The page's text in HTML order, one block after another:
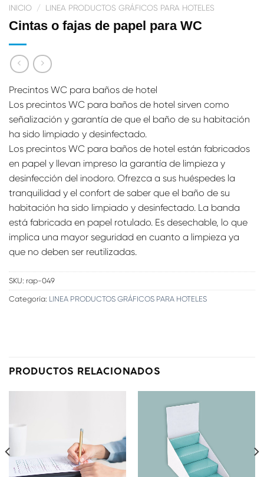
INICIO / LINEA PRODUCTOS GRÁFICOS PARA HOTELES
Cintas o fajas de papel para WC
Precintos WC para baños de hotel
Los precintos WC para baños de hotel sirven como
señalización y garantía de que el baño de su habitación
ha sido limpiado y desinfectado.
Los precintos WC para baños de hotel están fabricados
en papel y llevan impreso la garantía de limpieza y
desinfección del inodoro. Ofrezca a sus huéspedes la
tranquilidad y el confort de saber que el baño de su
habitación ha sido limpiado y desinfectado. La banda
está fabricada en papel rotulado. Es desechable, lo que
implica una mayor seguridad en cuanto a limpieza ya
que no deben ser reutilizadas.
SKU: rap-049
Categoría: LINEA PRODUCTOS GRÁFICOS PARA HOTELES
PRODUCTOS RELACIONADOS